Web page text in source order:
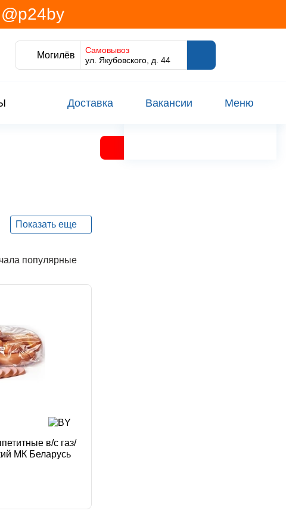
Могилёв
Самовывоз
ул. Якубовского, д. 44
Доставка Вакансии Меню
колбасы
Показать еще
популярные
дорогие
в/с газ/
МК Беларусь